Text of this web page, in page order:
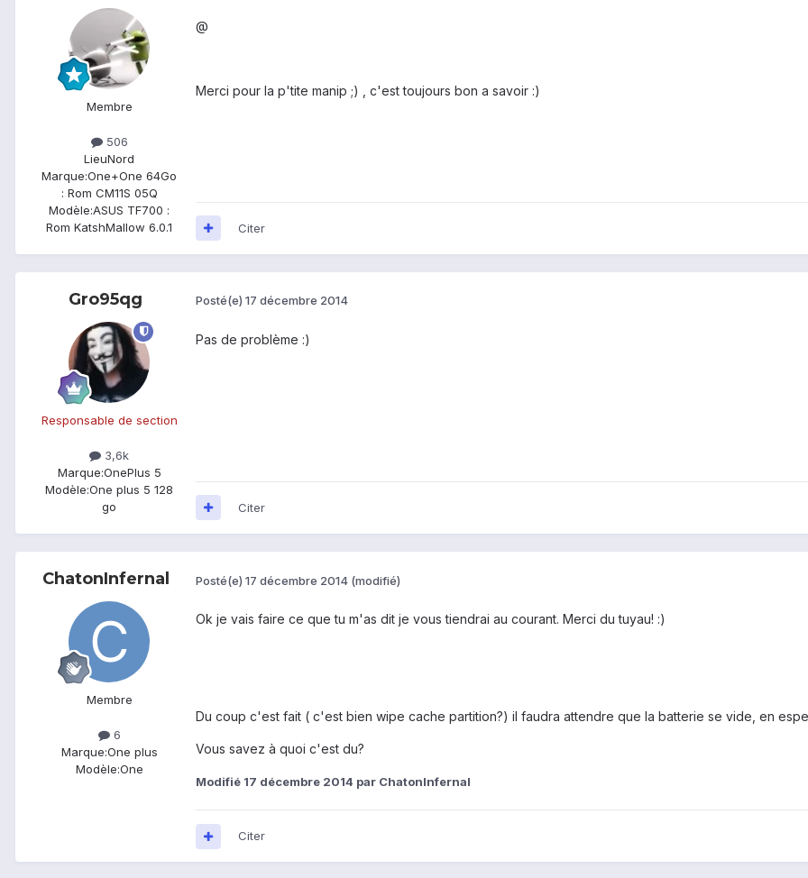
Membre
506
LieuNord
Marque:One+One 64Go
: Rom CM11S 05Q
Modèle:ASUS TF700 :
Rom KatshMallow 6.0.1
@
Merci pour la p'tite manip ;) , c'est toujours bon a savoir :)
Citer
Gro95qg
Responsable de section
3,6k
Marque:OnePlus 5
Modèle:One plus 5 128
go
Posté(e) 17 décembre 2014
Pas de problème :)
Citer
ChatonInfernal
Membre
6
Marque:One plus
Modèle:One
Posté(e) 17 décembre 2014 (modifié)
Ok je vais faire ce que tu m'as dit je vous tiendrai au courant. Merci du tuyau! :)
Du coup c'est fait ( c'est bien wipe cache partition?) il faudra attendre que la batterie se vide, en
Vous savez à quoi c'est du?
Modifié 17 décembre 2014 par ChatonInfernal
Citer